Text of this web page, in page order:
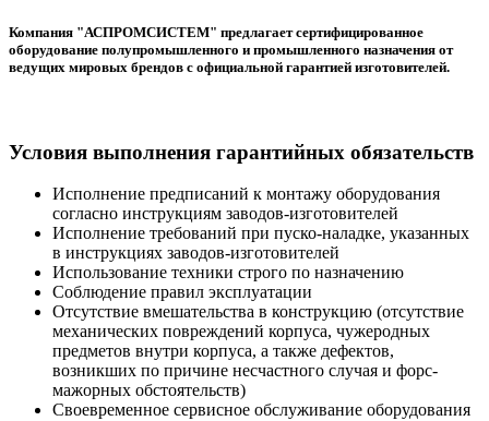
Компания "АСПРОМСИСТЕМ" предлагает сертифицированное
оборудование полупромышленного и промышленного назначения от
ведущих мировых брендов с официальной гарантией изготовителей.
Условия выполнения гарантийных обязательств
Исполнение предписаний к монтажу оборудования
согласно инструкциям заводов-изготовителей
Исполнение требований при пуско-наладке, указанных
в инструкциях заводов-изготовителей
Использование техники строго по назначению
Соблюдение правил эксплуатации
Отсутствие вмешательства в конструкцию (отсутствие
механических повреждений корпуса, чужеродных
предметов внутри корпуса, а также дефектов,
возникших по причине несчастного случая и форс-
мажорных обстоятельств)
Своевременное сервисное обслуживание оборудования